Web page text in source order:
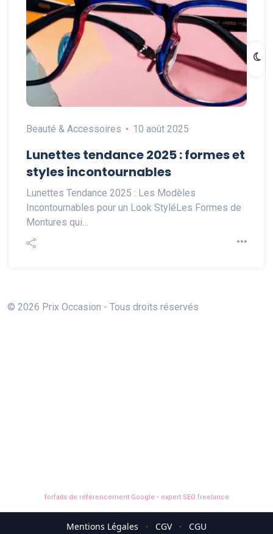
Beauté & Accessoires 10 août 2025
Lunettes tendance 2025 : formes et
styles incontournables
Lunettes Tendance 2025 : Les Modèles
Incontournables pour un Look StyléLes Formes de
Montures qui…
© 2026 Prix Occasion - Tous droits réservés
forfaits de référencement Google • expert SEO freelance
Mentions Légales · CGV · CGU